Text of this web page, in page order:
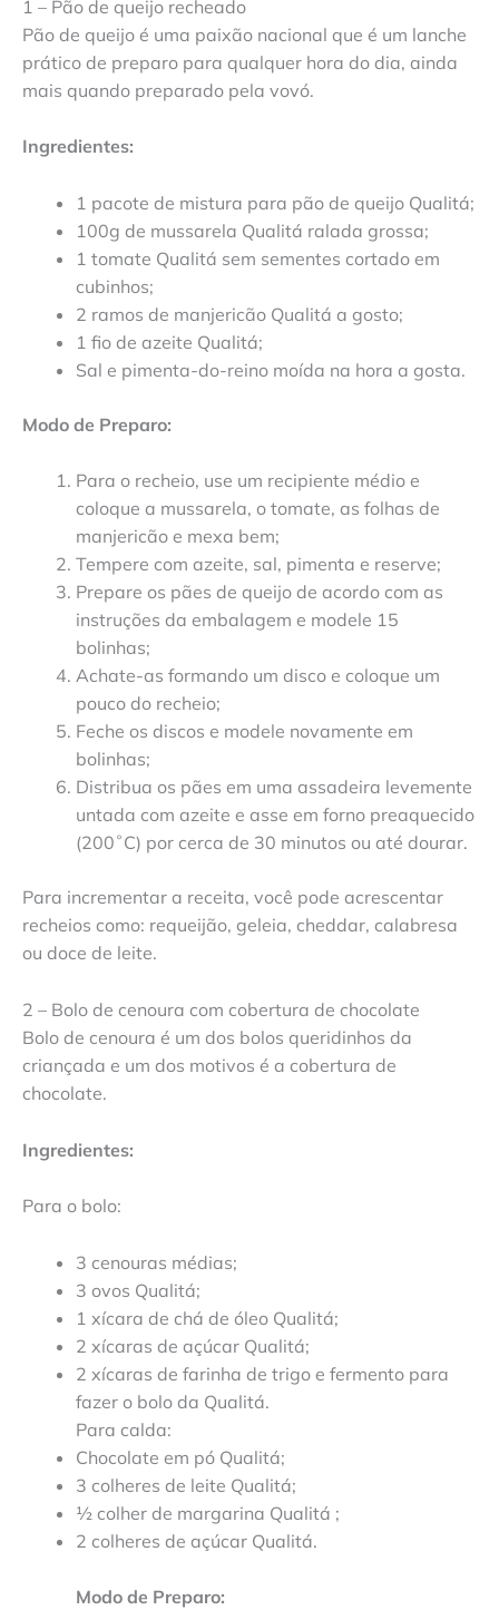
1 – Pão de queijo recheado
Pão de queijo é uma paixão nacional que é um lanche
prático de preparo para qualquer hora do dia, ainda
mais quando preparado pela vovó.
Ingredientes:
1 pacote de mistura para pão de queijo Qualitá;
100g de mussarela Qualitá ralada grossa;
1 tomate Qualitá sem sementes cortado em
cubinhos;
2 ramos de manjericão Qualitá a gosto;
1 fio de azeite Qualitá;
Sal e pimenta-do-reino moída na hora a gosta.
Modo de Preparo:
Para o recheio, use um recipiente médio e
coloque a mussarela, o tomate, as folhas de
manjericão e mexa bem;
Tempere com azeite, sal, pimenta e reserve;
Prepare os pães de queijo de acordo com as
instruções da embalagem e modele 15
bolinhas;
Achate-as formando um disco e coloque um
pouco do recheio;
Feche os discos e modele novamente em
bolinhas;
Distribua os pães em uma assadeira levemente
untada com azeite e asse em forno preaquecido
(200˚C) por cerca de 30 minutos ou até dourar.
Para incrementar a receita, você pode acrescentar
recheios como: requeijão, geleia, cheddar, calabresa
ou doce de leite.
2 – Bolo de cenoura com cobertura de chocolate
Bolo de cenoura é um dos bolos queridinhos da
criançada e um dos motivos é a cobertura de
chocolate.
Ingredientes:
Para o bolo:
3 cenouras médias;
3 ovos Qualitá;
1 xícara de chá de óleo Qualitá;
2 xícaras de açúcar Qualitá;
2 xícaras de farinha de trigo e fermento para
fazer o bolo da Qualitá.
Para calda:
Chocolate em pó Qualitá;
3 colheres de leite Qualitá;
½ colher de margarina Qualitá ;
2 colheres de açúcar Qualitá.
Modo de Preparo: